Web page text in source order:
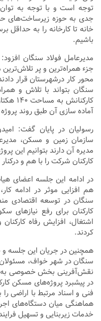
توجه است و با توجه به توان
جدی به حوزه زیرساخت‌های
خانه تا کارخانه را به حداقل
باشیم.
مدیرعامل فولاد سنگان
جزء همراه‌ترین و پر تلاش‌ترین
محور کار درشهرستان قرار
سنگان بتواند با تلاش و
آماده سازی آن طبق روند
رسولیان در پایان گفت:
سازمان زمین و مسکن،
مدیره آن دارند بتوانیم این
کارکنان شرکت را با هم و
در ادامه این جلسه اعضای
هم افزایی موثر در ادامه
سنگان در توسعه اقتصادی
کارکنان برای رفع نیاز‌های
اشتغال، افزایش رفاه
کردند.
همچنین در جریان این جلسه و
سنگان در شهر خواف،
نقش‌آفرینی بخش خصوصی
در پیشبرد پروژه‌های مسکن
فنی و اسناد مرتبط با اراضی
هماهنگی میان دستگاه‌های
خدمات زیربنایی و تسهیل